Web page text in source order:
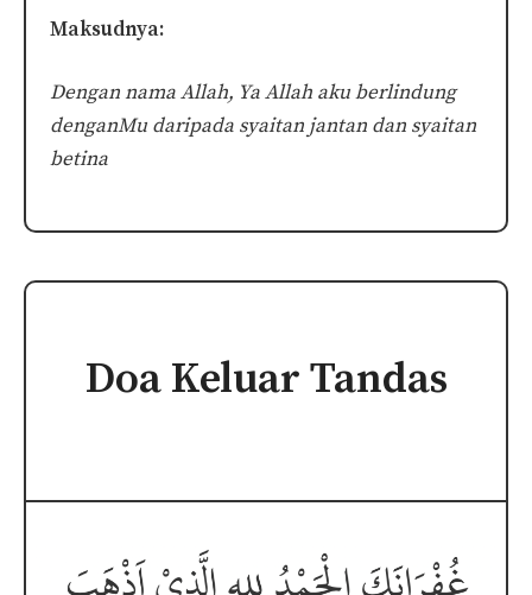
Maksudnya:
Dengan nama Allah, Ya Allah aku berlindung
denganMu daripada syaitan jantan dan syaitan
betina
Doa Keluar Tandas